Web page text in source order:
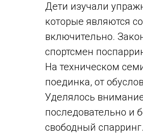
Дети изучали
которые являются
включительно.
спортсмен
На техническом
поединка, от
Уделялось
последовательно и
свободный спарринг.